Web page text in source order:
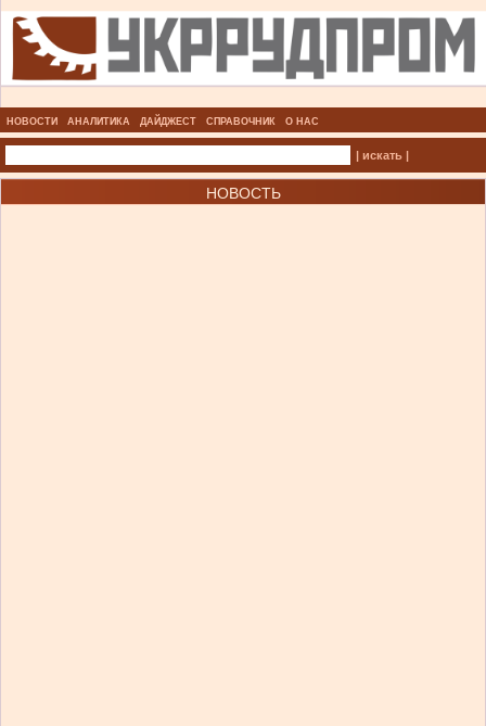
НОВОСТИ АНАЛИТИКА ДАЙДЖЕСТ СПРАВОЧНИК О НАС
| искать |
НОВОСТЬ